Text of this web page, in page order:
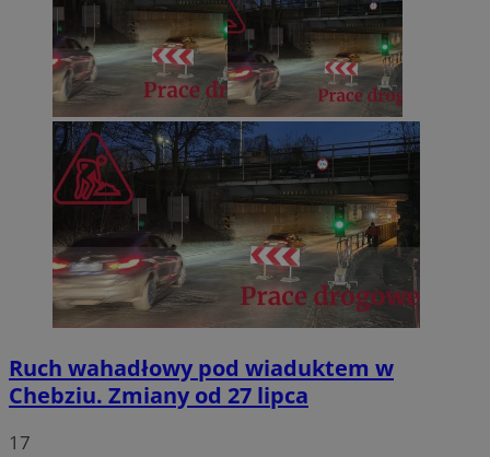
Ruch wahadłowy pod wiaduktem w
Chebziu. Zmiany od 27 lipca
17